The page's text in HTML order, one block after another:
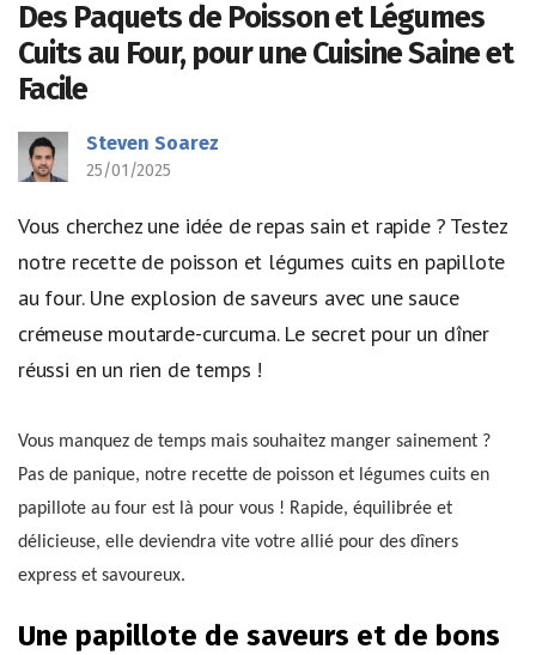
Des Paquets de Poisson et Légumes
Cuits au Four, pour une Cuisine Saine et
Facile
Steven Soarez
25/01/2025
Vous cherchez une idée de repas sain et rapide ? Testez
notre recette de poisson et légumes cuits en papillote
au four. Une explosion de saveurs avec une sauce
crémeuse moutarde-curcuma. Le secret pour un dîner
réussi en un rien de temps !
Vous manquez de temps mais souhaitez manger sainement ?
Pas de panique, notre recette de poisson et légumes cuits en
papillote au four est là pour vous ! Rapide, équilibrée et
délicieuse, elle deviendra vite votre allié pour des dîners
express et savoureux.
Une papillote de saveurs et de bons